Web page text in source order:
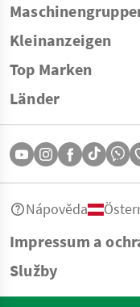
Kleinanzeigen
Top Marken
Länder
Impressum a
Služby
Nápověda